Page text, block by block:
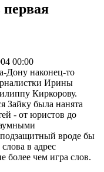
00:00
Дону наконец-то
Ирины
Киркорову.
Зайку была нанята
- от юристов до
вроде бы
в адрес
более чем игра слов.